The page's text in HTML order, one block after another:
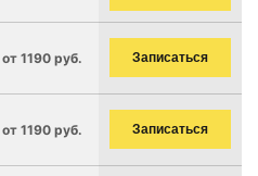
от 1190 руб. Записаться
от 1190 руб. Записаться